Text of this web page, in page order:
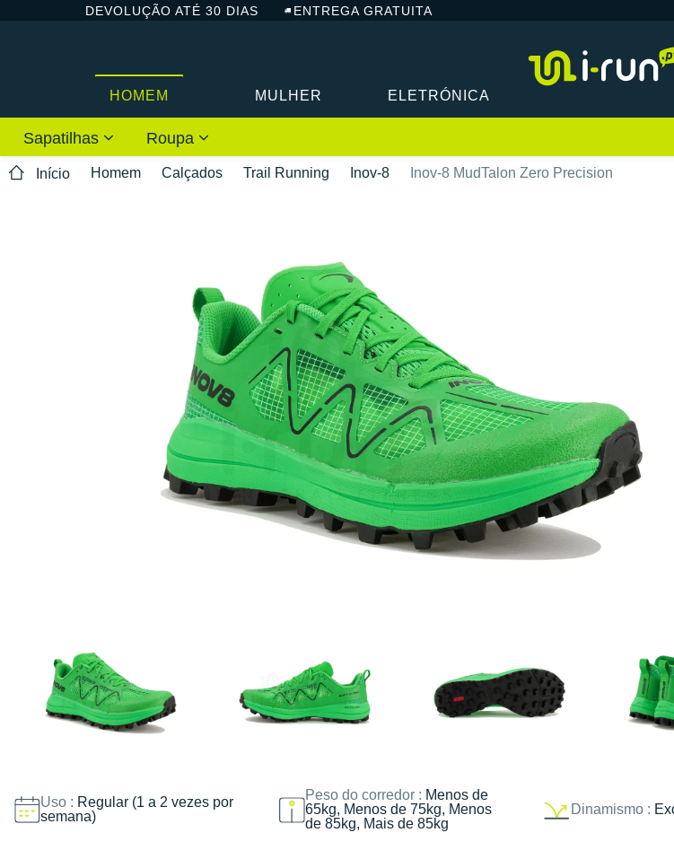
DEVOLUÇÃO ATÉ 30 DIAS ENTREGA GRATUITA
HOMEM MULHER ELETRÓNICA
Sapatilhas Roupa
Início Homem Calçados Trail Running Inov-8 Inov-8 MudTalon Zero Precision
Uso : Regular (1 a 2 vezes por
semana)
Peso do corredor : Menos de
65kg, Menos de 75kg, Menos
de 85kg, Mais de 85kg
Dinamismo :